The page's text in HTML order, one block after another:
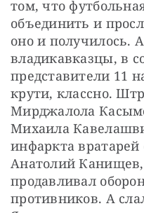
том, что
объединить и
оно и получилось.
владикавказцы, в
представители 11
крути, классно.
Мирджалола
Михаила
инфаркта
Анатолий Канищев,
продавливал
противников. А